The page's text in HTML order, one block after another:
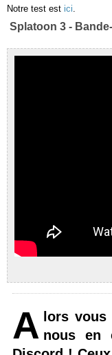
Notre test est ici.
Splatoon 3 -
A lors
nous en